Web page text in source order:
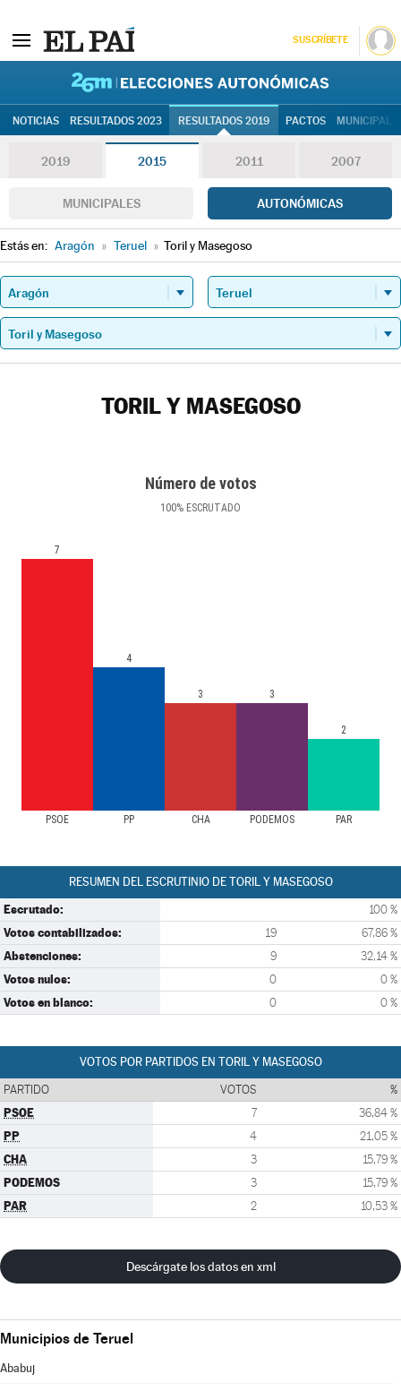
SUSCRÍBETE
NOTICIAS RESULTADOS 2023 RESULTADOS 2019 PACTOS
2019 2015 2011 2007
MUNICIPALES AUTONÓMICAS
Estás en: Aragón » Teruel » Toril y Masegoso
TORIL Y MASEGOSO
Número de votos
100% ESCRUTADO
PSOE PP CHA PODEMOS PAR
7
4
3 3
2
RESUMEN DEL ESCRUTINIO DE TORIL Y MASEGOSO
Escrutado: 100 %
Votos contabilizados: 19 67,86 %
Abstenciones: 9 32,14 %
Votos nulos: 0 0 %
Votos en blanco: 0 0 %
VOTOS POR PARTIDOS EN TORIL Y MASEGOSO
PARTIDO VOTOS %
PSOE 7 36,84 %
PP 4 21,05 %
CHA 3 15,79 %
PODEMOS 3 15,79 %
PAR 2 10,53 %
Descárgate los datos en xml
Municipios de Teruel
Ababuj